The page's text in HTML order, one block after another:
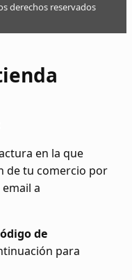
derechos reservados
en la que
de tu comercio por
a
de
para